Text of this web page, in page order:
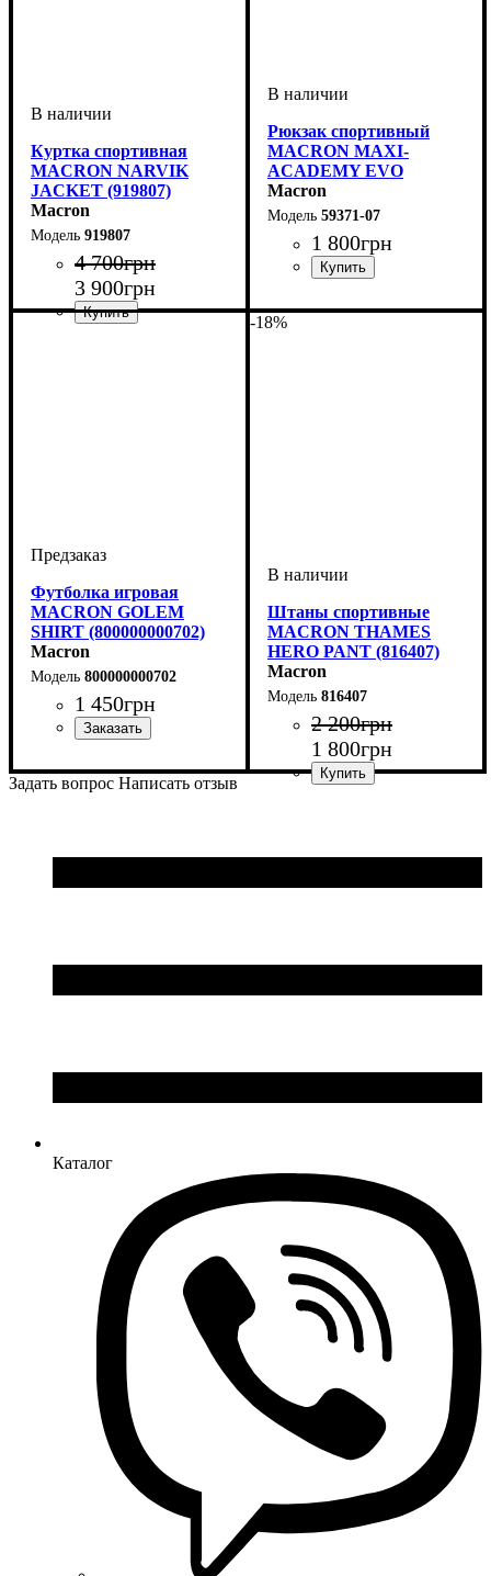
Куртка спортивная
MACRON NARVIK
JACKET (919807)
Macron
919807
4 700грн
3 900грн
Рюкзак спортивный
MACRON MAXI-
ACADEMY EVO
(5937107)
Macron
59371-07
1 800грн
Футболка игровая
MACRON GOLEM
SHIRT (800000000702)
Macron
800000000702
1 450грн
Мужской
-18%
Штаны спортивные
MACRON THAMES
HERO PANT (816407)
Macron
816407
2 200грн
1 800грн
Задать вопрос Написать отзыв
Каталог